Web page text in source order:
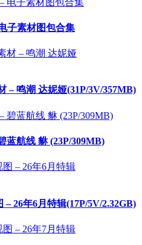
子素材图包合集
– 鸣潮 达妮娅(31P/3V/357MB)
蓝航线 貅 (23P/309MB)
– 26年6月特辑(17P/5V/2.32GB)